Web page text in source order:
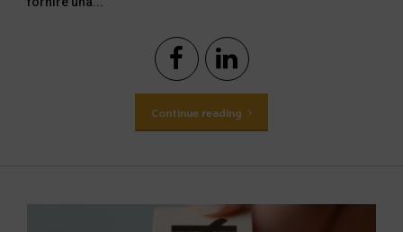
Continue reading